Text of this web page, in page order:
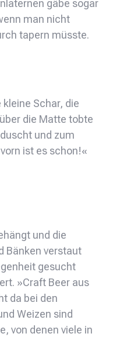
gäbe sogar
man nicht
tapern müsste.
Schar, die
die Matte tobte
und zum
ist es schon!«
und die
Bänken verstaut
gesucht
»Craft Beer aus
da bei den
Weizen sind
von denen viele in